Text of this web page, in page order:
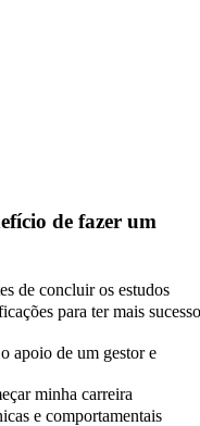
de fazer um
de concluir os estudos
para ter mais sucesso
apoio de um gestor e
minha carreira
e comportamentais